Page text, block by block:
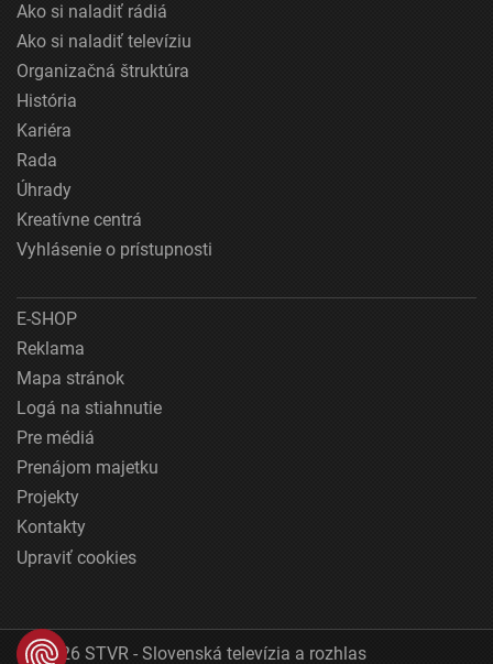
Ako si naladiť rádiá
Ako si naladiť televíziu
Organizačná štruktúra
História
Kariéra
Rada
Úhrady
Kreatívne centrá
Vyhlásenie o prístupnosti
E-SHOP
Reklama
Mapa stránok
Logá na stiahnutie
Pre médiá
Prenájom majetku
Projekty
Kontakty
Upraviť cookies
© 2026 STVR - Slovenská televízia a rozhlas